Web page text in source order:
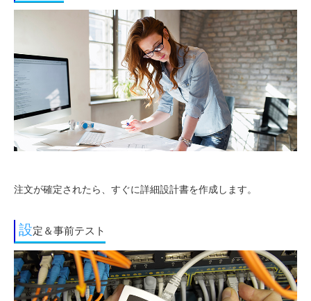
注文が確定されたら、すぐに詳細設計書を作成します。
設定＆事前テスト